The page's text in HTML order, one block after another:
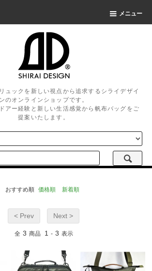
メニュー
ュックを新しい視点から追求するシライデザイ
ンのオンラインショップです。
アー経験と新しい生活感覚から帆布バッグをご
提案いたします。
おすすめ順 価格順 新着順
< Prev Next >
全 3 商品 1 - 3 表示